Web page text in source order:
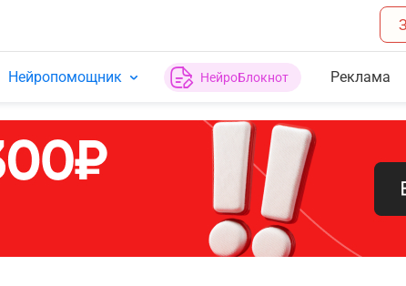
Нейропомощник НейроБлокнот Реклама